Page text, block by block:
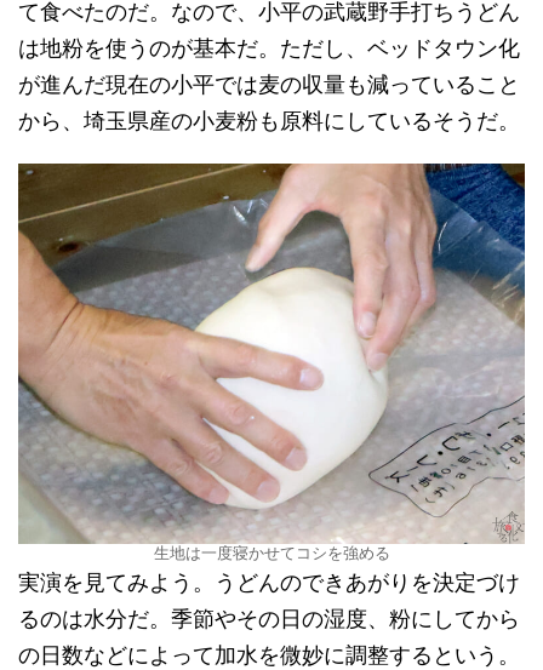
て食べたのだ。なので、小平の武蔵野手打ちうどん
は地粉を使うのが基本だ。ただし、ベッドタウン化
が進んだ現在の小平では麦の収量も減っていること
から、埼玉県産の小麦粉も原料にしているそうだ。
生地は一度寝かせてコシを強める
実演を見てみよう。うどんのできあがりを決定づけ
るのは水分だ。季節やその日の湿度、粉にしてから
の日数などによって加水を微妙に調整するという。